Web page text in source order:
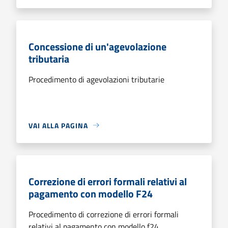
Concessione di un'agevolazione
tributaria
Procedimento di agevolazioni tributarie
VAI ALLA PAGINA
Correzione di errori formali relativi al
pagamento con modello F24
Procedimento di correzione di errori formali